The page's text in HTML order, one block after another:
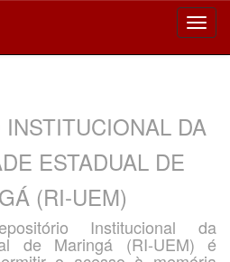
DA
ESTADUAL DE
(RI-UEM)
Institucional da
de Maringá (RI-UEM) é